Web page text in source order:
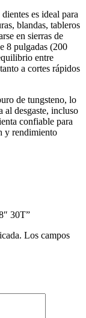
es ideal para
blandas, tableros
en sierras de
8 pulgadas (200
entre
a cortes rápidos
de tungsteno, lo
al desgaste, incluso
confiable para
y rendimiento
30T”
Los campos